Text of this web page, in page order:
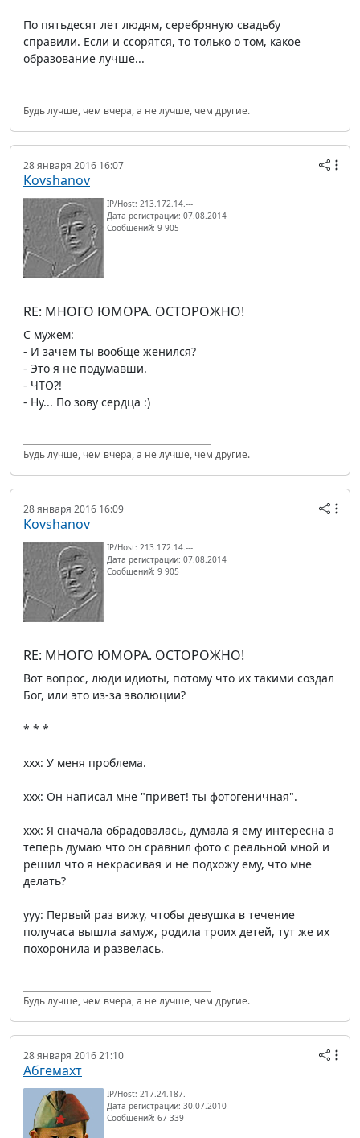
По пятьдесят лет людям, серебряную свадьбу
справили. Если и ссорятся, то только о том, какое
образование лучше...
Будь лучше, чем вчера, а не лучше, чем другие.
28 января 2016 16:07
Kovshanov
IP/Host: 213.172.14.---
Дата регистрации: 07.08.2014
Сообщений: 9 905
RE: МНОГО ЮМОРА. ОСТОРОЖНО!
С мужем:
- И зачем ты вообще женился?
- Это я не подумавши.
- ЧТО?!
- Ну... По зову сердца :)
Будь лучше, чем вчера, а не лучше, чем другие.
28 января 2016 16:09
Kovshanov
IP/Host: 213.172.14.---
Дата регистрации: 07.08.2014
Сообщений: 9 905
RE: МНОГО ЮМОРА. ОСТОРОЖНО!
Вот вопрос, люди идиоты, потому что их такими создал
Бог, или это из-за эволюции?
* * *
xxx: У меня проблема.
xxx: Он написал мне "привет! ты фотогеничная".
xxx: Я сначала обрадовалась, думала я ему интересна а
теперь думаю что он сравнил фото с реальной мной и
решил что я некрасивая и не подхожу ему, что мне
делать?
yyy: Первый раз вижу, чтобы девушка в течение
получаса вышла замуж, родила троих детей, тут же их
похоронила и развелась.
Будь лучше, чем вчера, а не лучше, чем другие.
28 января 2016 21:10
Абгемахт
IP/Host: 217.24.187.---
Дата регистрации: 30.07.2010
Сообщений: 67 339